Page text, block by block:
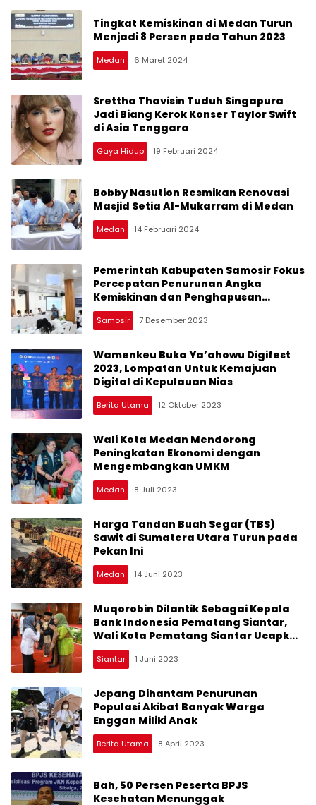
Tingkat Kemiskinan di Medan Turun
Menjadi 8 Persen pada Tahun 2023
Medan 6 Maret 2024
Srettha Thavisin Tuduh Singapura
Jadi Biang Kerok Konser Taylor Swift
di Asia Tenggara
Gaya Hidup 19 Februari 2024
Bobby Nasution Resmikan Renovasi
Masjid Setia Al-Mukarram di Medan
Medan 14 Februari 2024
Pemerintah Kabupaten Samosir Fokus
Percepatan Penurunan Angka
Kemiskinan dan Penghapusan
Kemiskinan Ekstrem di Tahun 2024
Samosir 7 Desember 2023
Wamenkeu Buka Ya’ahowu Digifest
2023, Lompatan Untuk Kemajuan
Digital di Kepulauan Nias
Berita Utama 12 Oktober 2023
Wali Kota Medan Mendorong
Peningkatan Ekonomi dengan
Mengembangkan UMKM
Medan 8 Juli 2023
Harga Tandan Buah Segar (TBS)
Sawit di Sumatera Utara Turun pada
Pekan Ini
Medan 14 Juni 2023
Muqorobin Dilantik Sebagai Kepala
Bank Indonesia Pematang Siantar,
Wali Kota Pematang Siantar Ucapkan
Terima Kasih pada Bapak Teuku
Munandar
Siantar 1 Juni 2023
Jepang Dihantam Penurunan
Populasi Akibat Banyak Warga
Enggan Miliki Anak
Berita Utama 8 April 2023
Bah, 50 Persen Peserta BPJS
Kesehatan Menunggak